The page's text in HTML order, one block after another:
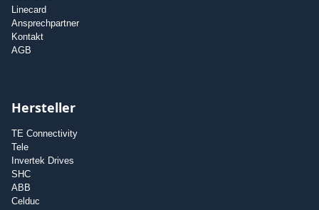
Linecard
Ansprechpartner
Kontakt
AGB
Hersteller
TE Connectivity
Tele
Invertek Drives
SHC
ABB
Celduc